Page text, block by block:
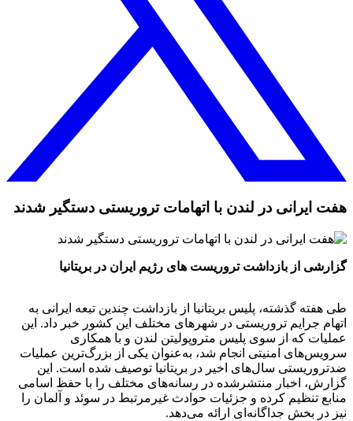
هفت ایرانی در لندن با اتهامات تروریستی دستگیر شدند
گزارشی از بازداشت تروریست های رژیم ایران در بریتانیا
طی هفته گذشته، پلیس بریتانیا از بازداشت چندین تبعه ایرانی به
اتهام جرایم تروریستی در شهرهای مختلف این کشور خبر داد. این
عملیات که از سوی پلیس متروپولیتن لندن و با همکاری
سرویس‌های امنیتی انجام شد، به‌عنوان یکی از بزرگ‌ترین عملیات
ضدتروریستی سال‌های اخیر در بریتانیا توصیف شده است. این
گزارش، اخبار منتشرشده در رسانه‌های مختلف را با حفظ اسامی
منابع تنظیم کرده و جزئیات حوادث غیرمرتبط در سوئد و آلمان را
نیز در بخش جداگانه‌ای ارائه می‌دهد.